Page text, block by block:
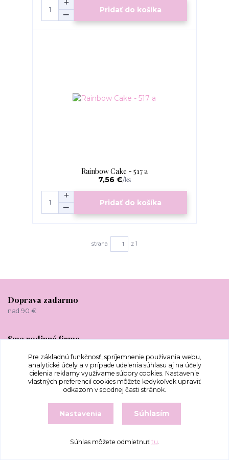
Pridať do košíka
Rainbow Cake - 517 a
7,56 €/ks
Pridať do košíka
strana z 1
Doprava zadarmo
nad 90 €
Sme rodinná firma
Odosielame do 24 hodín
Pre základnú funkčnosť, spríjemnenie používania webu,
analytické účely a v prípade udelenia súhlasu aj na účely
cielenia reklamy využívame súbory cookies. Nastavenie
vlastných preferencií cookies môžete kedykoľvek upraviť
odkazom v spodnej časti stránok.
Nastavenia Súhlasím
Súhlas môžete odmietnuť tu